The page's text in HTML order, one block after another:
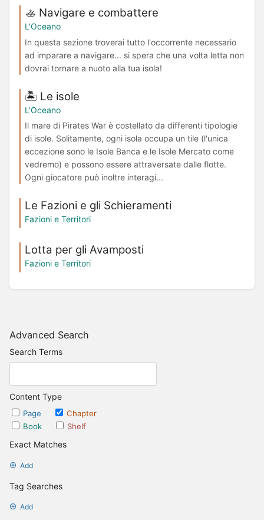
Advanced Search
Search Terms
Content Type
Page
Chapter
Book
Shelf
Exact Matches
Add
Tag Searches
Add
🚣 Navigare e combattere
L'Oceano
In questa sezione troverai tutto l'occorrente necessario
ad imparare a navigare... si spera che una volta letta non
dovrai tornare a nuoto alla tua isola!
🏝️ Le isole
L'Oceano
Il mare di Pirates War è costellato da differenti tipologie
di isole. Solitamente, ogni isola occupa un tile (l'unica
eccezione sono le Isole Banca e le Isole Mercato come
vedremo) e possono essere attraversate dalle flotte.
Ogni giocatore può inoltre interagi...
Le Fazioni e gli Schieramenti
Fazioni e Territori
Lotta per gli Avamposti
Fazioni e Territori